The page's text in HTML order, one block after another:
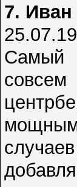
7.
Самый
мощным